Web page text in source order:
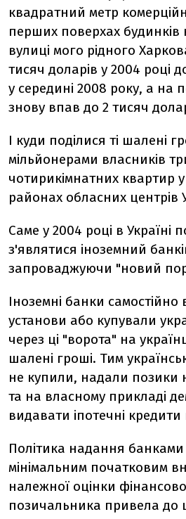
квадратний метр
перших поверхах будинків
вулиці мого рідного
тисяч доларів у 2004 році
у середині 2008 року, а на
знову впав до 2 тисяч
І куди поділися ті шалені
мільйонерами власників
чотирикімнатних квартир
районах обласних центрів
Саме у 2004 році в Україні
з'являтися іноземний
запроваджуючи "новий
Іноземні банки самостійно
установи або купували
через ці "ворота" на
шалені гроші. Тим
не купили, надали позики
та на власному прикладі
видавати іпотечні кредити
Політика надання банками
мінімальним початковим
належної оцінки
позичальника привела до